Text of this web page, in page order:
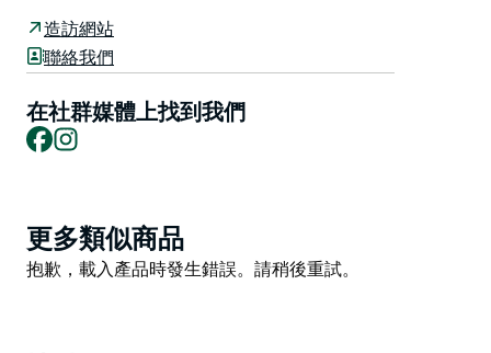
無論您是 Sails Port Macquarie by Rydges 的客人、當
地人還是訪客，您都會受到他們友好團隊的歡迎和歡迎。
單中品嚐小吃，悠閒的周末早餐或沉迷於令人驚嘆的晚餐
菜單。
造訪網站
聯絡我們
在社群媒體上找到我們
Facebook
Product
List
更多類似商品
Product
抱歉，載入產品時發生錯誤。請稍後重試。